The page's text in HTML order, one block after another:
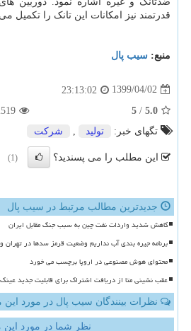
قدرتمند نیز امکانات این تانک را تکمیل
منبع: سیب پال
1399/04/02
23:13:02
5.0
/
5
تگهای خبر:
تولید , شركت
این مطلب را می پسندید؟ (1)
جدیدترین مطالب مرتبط در سیب پال
کاهش شدید واردات نفت چین به سبب جنگ مقابل ایران
برنامه جیره بندی آب نداریم وضعیت قرمز سدها در تهران
محتوای هوش مصنوعی در اروپا برچسب می خورد
عقب نشینی متا از دریافت اشتراک برای قابلیت جدید
نظرات بینندگان سیب پال در مورد
نظر شما در مورد